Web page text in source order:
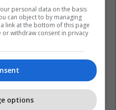
personal data on the basis
can object to by managing
link at the bottom of this page
or withdraw consent in privacy
options